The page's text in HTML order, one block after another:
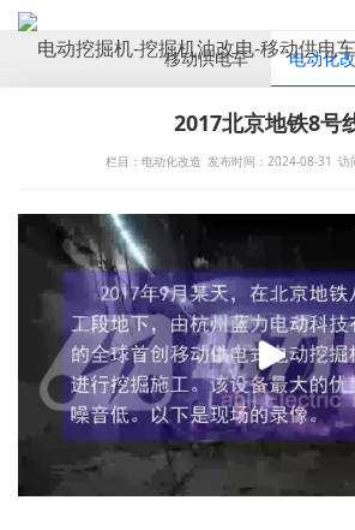
CASES
移动供电车 电动化
2017北京地铁8号
栏目：电动化改造 发布时间：2024-08-31 访